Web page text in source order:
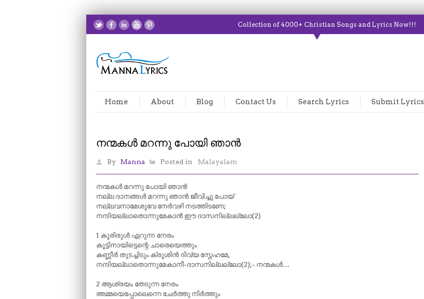
Collection of 4000+ Christian Songs and Lyrics Now!!!
Home About Blog Contact Us Search Lyrics Submit Lyrics
നന്മകൾ മറന്നു പോയി ഞാൻ
By Manna Posted in Malayalam
നന്മകൾ മറന്നു പോയി ഞാൻ
നല്ല ദാനങ്ങൾ മറന്നു ഞാൻ ജീവിച്ചു പോയ്‌
നല്ലവനാമേശൂവേ നേർവഴി നടത്തിടണേ;
നന്ദിയല്ലാതൊന്നുമേകാൻ ഈ ദാസനില്ലല്ലോ(2)
1 കൂരിരുൾ ഏറുന്ന നേരം
കൂട്ടിനായിട്ടെന്റെ ചാരെയെത്തും
കണ്ണീർ തുടച്ചിടും ക്രൂശിൻ ദിവ്യ സ്നേഹമേ,
നന്ദിയല്ലാതൊന്നുമേകാനീ-ദാസനില്ലല്ലോ(2);- നന്മകൾ…
2 ആശ്രയം തേടുന്ന നേരം
അമ്മയെപ്പോലെന്നെ ചേർത്തു നിർത്തും